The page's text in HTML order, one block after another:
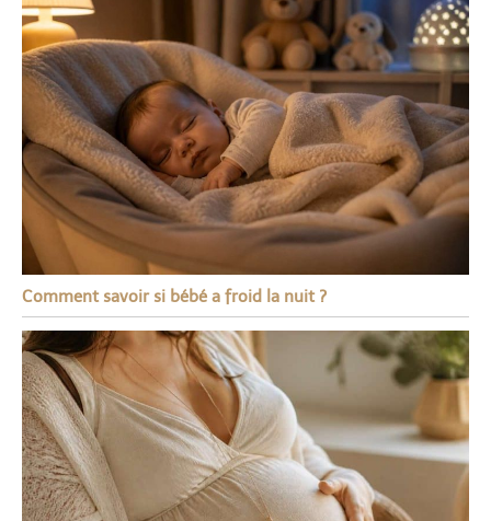
Comment savoir si bébé a froid la nuit ?